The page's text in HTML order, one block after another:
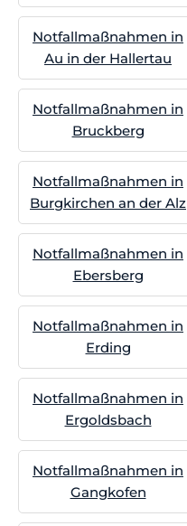
Notfallmaßnahmen in
Au in der Hallertau
Notfallmaßnahmen in
Bruckberg
Notfallmaßnahmen in
Burgkirchen an der Alz
Notfallmaßnahmen in
Ebersberg
Notfallmaßnahmen in
Erding
Notfallmaßnahmen in
Ergoldsbach
Notfallmaßnahmen in
Gangkofen